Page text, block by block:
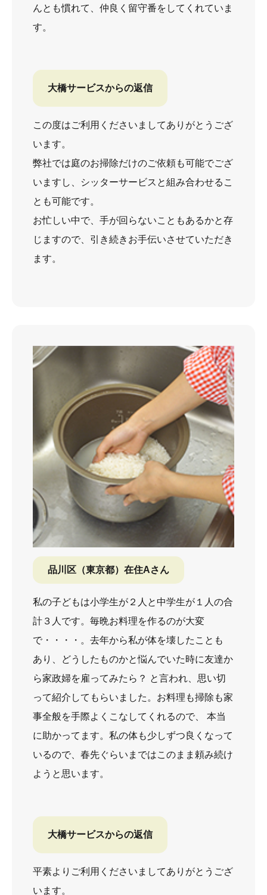
んとも慣れて、仲良く留守番をしてくれていま
す。
大橋サービスからの返信
この度はご利用くださいましてありがとうござ
います。
弊社では庭のお掃除だけのご依頼も可能でござ
いますし、シッターサービスと組み合わせるこ
とも可能です。
お忙しい中で、手が回らないこともあるかと存
じますので、引き続きお手伝いさせていただき
ます。
品川区（東京都）在住Aさん
私の子どもは小学生が２人と中学生が１人の合
計３人です。毎晩お料理を作るのが大変
で・・・・。去年から私が体を壊したことも
あり、どうしたものかと悩んでいた時に友達か
ら家政婦を雇ってみたら？ と言われ、思い切
って紹介してもらいました。お料理も掃除も家
事全般を手際よくこなしてくれるので、 本当
に助かってます。私の体も少しずつ良くなって
いるので、春先ぐらいまではこのまま頼み続け
ようと思います。
大橋サービスからの返信
平素よりご利用くださいましてありがとうござ
います。